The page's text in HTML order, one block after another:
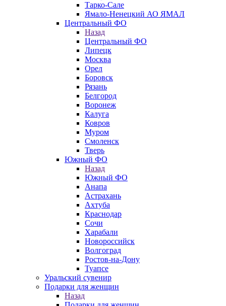
Тарко-Сале
Ямало-Ненецкий АО ЯМАЛ
Центральный ФО
Назад
Центральный ФО
Липецк
Москва
Орел
Боровск
Рязань
Белгород
Воронеж
Калуга
Ковров
Муром
Смоленск
Тверь
Южный ФО
Назад
Южный ФО
Анапа
Астрахань
Ахтуба
Краснодар
Сочи
Харабали
Новороссийск
Волгоград
Ростов-на-Дону
Туапсе
Уральский сувенир
Подарки для женщин
Назад